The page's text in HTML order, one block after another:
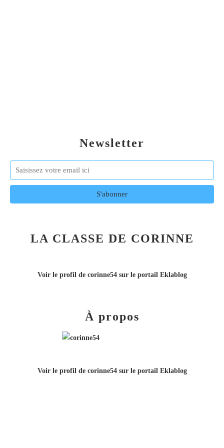
Newsletter
LA CLASSE DE CORINNE
Voir le profil de corinne54sur le portail Eklablog
À propos
Voir le profil de corinne54sur le portail Eklablog